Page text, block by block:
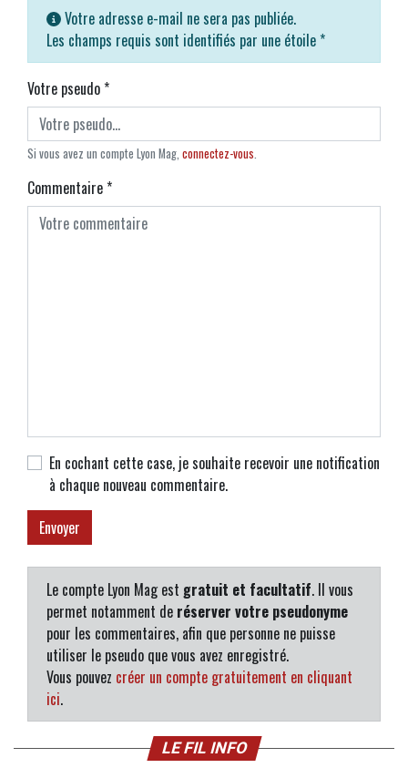
Votre adresse e-mail ne sera pas publiée.
Les champs requis sont identifiés par une étoile *
Votre pseudo*
Si vous avez un compte Lyon Mag, connectez-vous.
Commentaire*
En cochant cette case, je souhaite recevoir une notification
à chaque nouveau commentaire.
Le compte Lyon Mag est gratuit et facultatif. Il vous
permet notamment de réserver votre pseudonyme
pour les commentaires, afin que personne ne puisse
utiliser le pseudo que vous avez enregistré.
Vous pouvez créer un compte gratuitement en cliquant
ici.
LE FIL INFO